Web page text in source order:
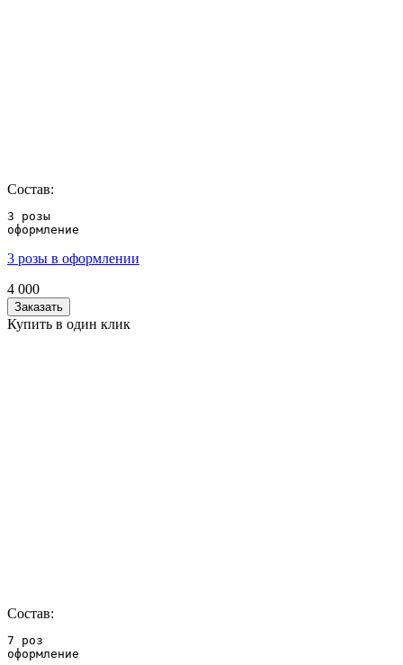
Состав:
3 розы
оформление
3 розы в оформлении
4 000
Заказать
Купить в один клик
Состав:
7 роз
оформление